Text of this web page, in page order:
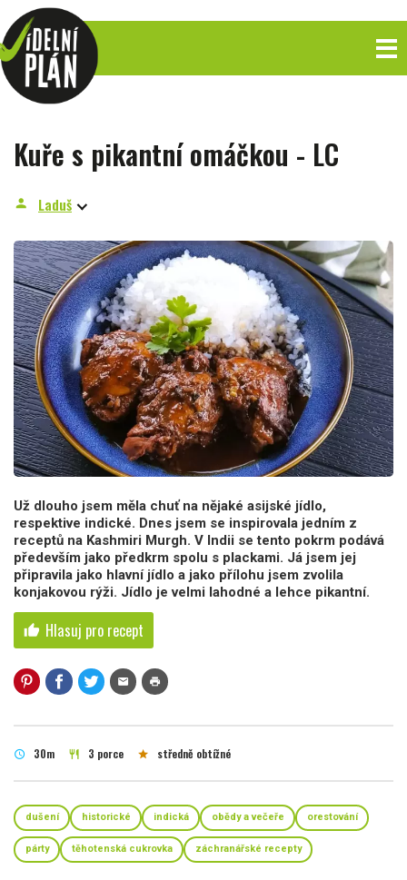
Kuře s pikantní omáčkou - LC
person Laduš
Už dlouho jsem měla chuť na nějaké asijské jídlo,
respektive indické. Dnes jsem se inspirovala jedním z
receptů na Kashmiri Murgh. V Indii se tento pokrm podává
především jako předkrm spolu s plackami. Já jsem jej
připravila jako hlavní jídlo a jako přílohu jsem zvolila
konjakovou rýži. Jídlo je velmi lahodné a lehce pikantní.
thumb_up Hlasuj pro recept
mail print
schedule 30m restaurant 3 porce star středně obtížné
dušení historické indická obědy a večeře orestování
párty těhotenská cukrovka záchranářské recepty